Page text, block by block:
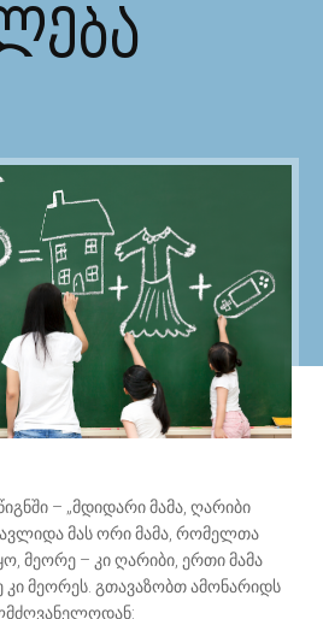
– „მდიდარი მამა, ღარიბი
მას ორი მამა, რომელთა
მეორე – კი ღარიბი, ერთი მამა
მეორეს. გთავაზობთ ამონარიდს